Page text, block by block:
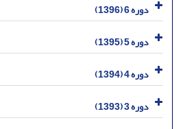
دوره 6 (1396)
دوره 5 (1395)
دوره 4 (1394)
دوره 3 (1393)